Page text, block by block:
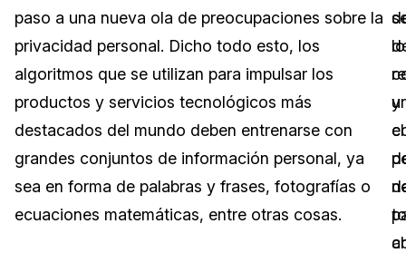
Redacción de imágenes
Transcripción y Traducción
Educación
El Gobierno
Sector Jurídico
Servicios Financieros
Artículos
Casos Practicos
Centro de Ayuda
Videoteca
Recomendaciones
paso a una nueva ola de preocupaciones sobre la
privacidad personal. Dicho todo esto, los
algoritmos que se utilizan para impulsar los
productos y servicios tecnológicos más
destacados del mundo deben entrenarse con
grandes conjuntos de información personal, ya
sea en forma de palabras y frases, fotografías o
ecuaciones matemáticas, entre otras cosas.
y
el